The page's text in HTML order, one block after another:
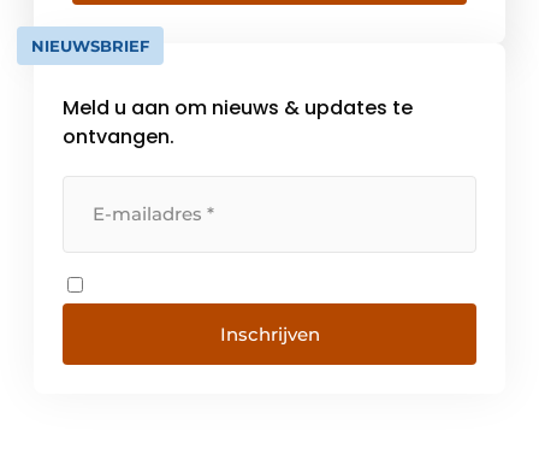
kwaliteiten garanderen wij u dat u het beste
product geleverd krijgt. Keerwanden in […]
NIEUWSBRIEF
Meld u aan om nieuws & updates te
ontvangen.
Inschrijven